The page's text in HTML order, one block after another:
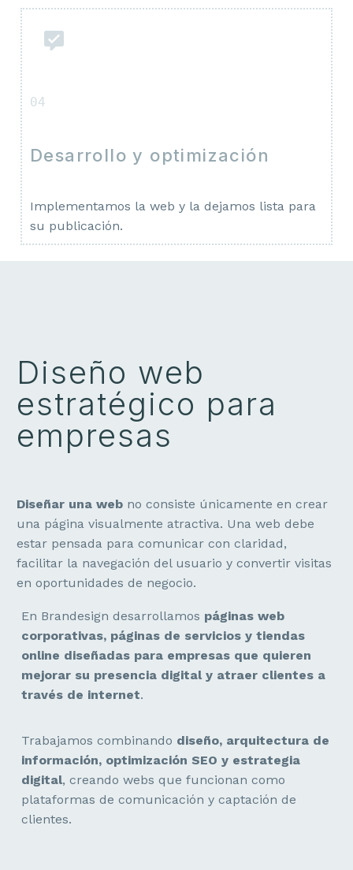
04
Desarrollo y optimización
Implementamos la web y la dejamos lista para
su publicación.
Diseño web
estratégico para
empresas
Diseñar una web no consiste únicamente en crear
una página visualmente atractiva. Una web debe
estar pensada para comunicar con claridad,
facilitar la navegación del usuario y convertir visitas
en oportunidades de negocio.
En Brandesign desarrollamos páginas web
corporativas, páginas de servicios y tiendas
online diseñadas para empresas que quieren
mejorar su presencia digital y atraer clientes a
través de internet.
Trabajamos combinando diseño, arquitectura de
información, optimización SEO y estrategia
digital, creando webs que funcionan como
plataformas de comunicación y captación de
clientes.